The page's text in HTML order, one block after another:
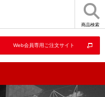
商品検索
Web会員専用ご注文サイト